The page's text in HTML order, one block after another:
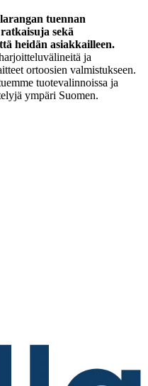
tuennan
sekä
heidän asiakkailleen.
ja
ortoosien valmistukseen.
tuotevalinnoissa ja
ympäri Suomen.